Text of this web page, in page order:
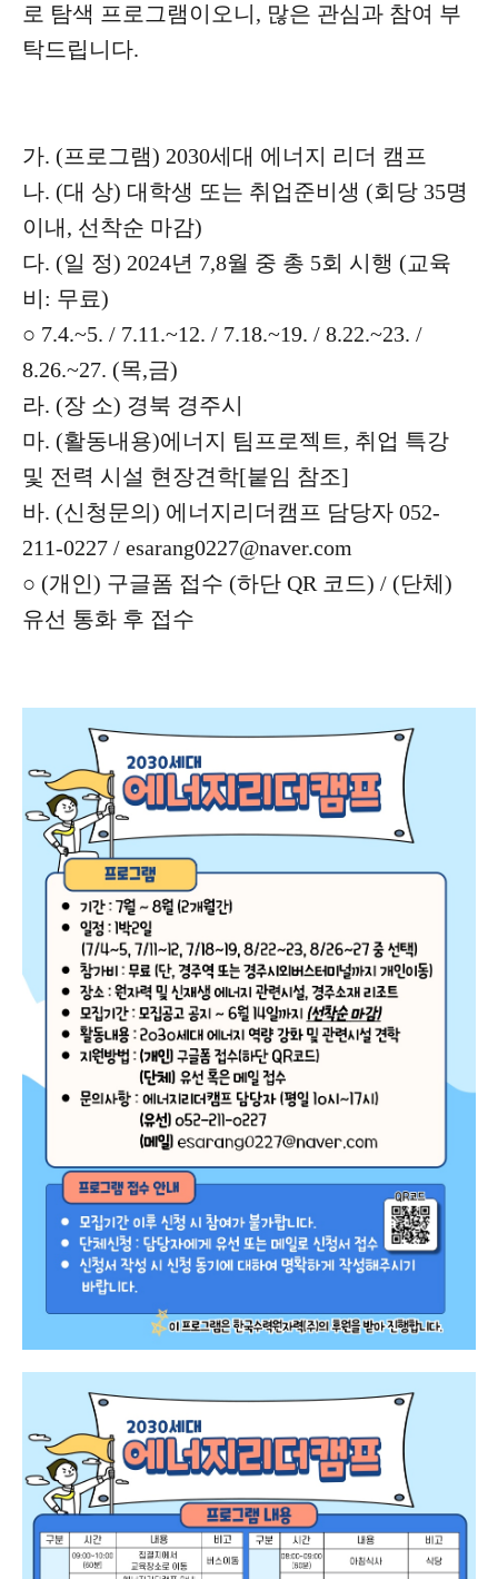
로 탐색 프로그램이오니, 많은 관심과 참여 부
탁드립니다.
가. (프로그램) 2030세대 에너지 리더 캠프
나. (대 상) 대학생 또는 취업준비생 (회당 35명
이내, 선착순 마감)
다. (일 정) 2024년 7,8월 중 총 5회 시행 (교육
비: 무료)
○ 7.4.~5. / 7.11.~12. / 7.18.~19. / 8.22.~23. /
8.26.~27. (목,금)
라. (장 소) 경북 경주시
마. (활동내용)에너지 팀프로젝트, 취업 특강
및 전력 시설 현장견학[붙임 참조]
바. (신청문의) 에너지리더캠프 담당자 052-
211-0227 / esarang0227@naver.com
○ (개인) 구글폼 접수 (하단 QR 코드) / (단체)
유선 통화 후 접수